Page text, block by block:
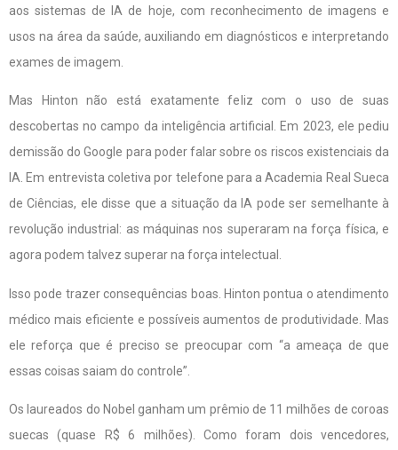
aos sistemas de IA de hoje, com reconhecimento de imagens e
usos na área da saúde, auxiliando em diagnósticos e interpretando
exames de imagem.
Mas Hinton não está exatamente feliz com o uso de suas
descobertas no campo da inteligência artificial. Em 2023, ele pediu
demissão do Google para poder falar sobre os riscos existenciais da
IA. Em entrevista coletiva por telefone para a Academia Real Sueca
de Ciências, ele disse que a situação da IA pode ser semelhante à
revolução industrial: as máquinas nos superaram na força física, e
agora podem talvez superar na força intelectual.
Isso pode trazer consequências boas. Hinton pontua o atendimento
médico mais eficiente e possíveis aumentos de produtividade. Mas
ele reforça que é preciso se preocupar com “a ameaça de que
essas coisas saiam do controle”.
Os laureados do Nobel ganham um prêmio de 11 milhões de coroas
suecas (quase R$ 6 milhões). Como foram dois vencedores,